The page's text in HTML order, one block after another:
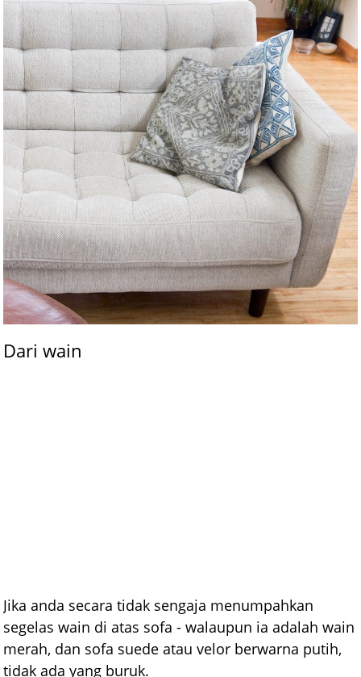
Dari wain
Jika anda secara tidak sengaja menumpahkan
segelas wain di atas sofa - walaupun ia adalah wain
merah, dan sofa suede atau velor berwarna putih,
tidak ada yang buruk.